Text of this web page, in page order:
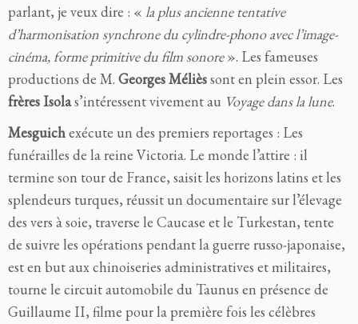
parlant, je veux dire : « la plus ancienne tentative
d’harmonisation synchrone du cylindre-phono avec l’image-
cinéma, forme primitive du film sonore». Les fameuses
productions de M. Georges Mélièssont en plein essor. Les
frères Isolas’intéressent vivement au Voyage dans la lune.
Mesguichexécute un des premiers reportages : Les
funérailles de la reine Victoria. Le monde l’attire : il
termine son tour de France, saisit les horizons latins et les
splendeurs turques, réussit un documentaire sur l’élevage
des vers à soie, traverse le Caucase et le Turkestan, tente
de suivre les opérations pendant la guerre russo-japonaise,
est en but aux chinoiseries administratives et militaires,
tourne le circuit automobile du Taunus en présence de
Guillaume II, filme pour la première fois les célèbres